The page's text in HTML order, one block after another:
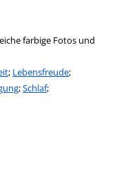
farbige Fotos und
; Lebensfreude;
;Schlaf;